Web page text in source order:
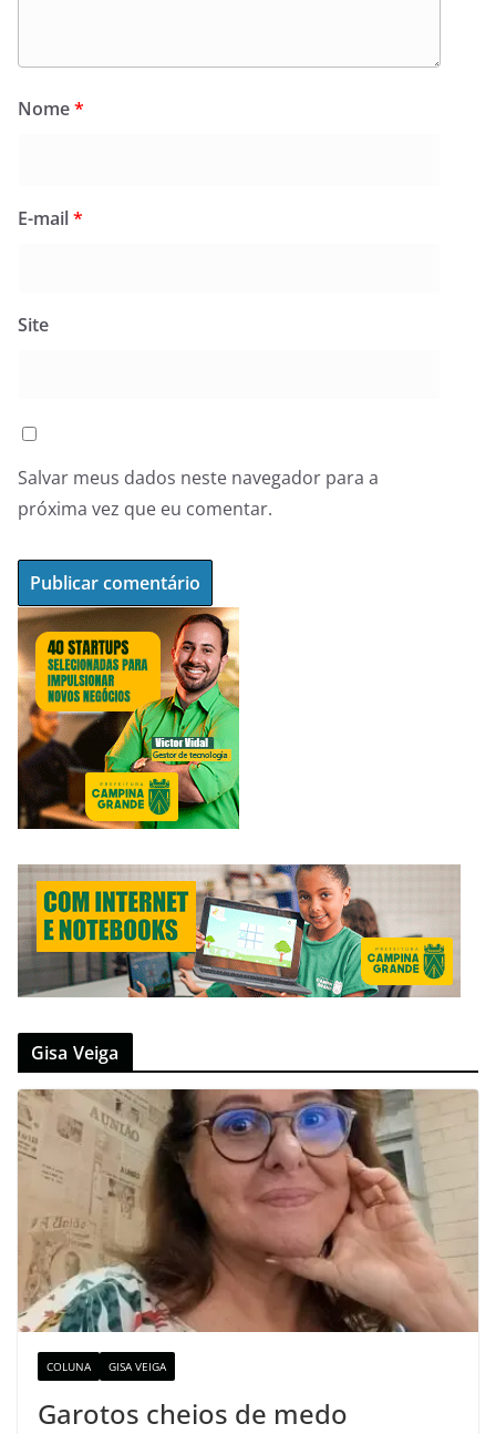
Nome*
E-mail*
Site
Salvar meus dados neste navegador para a
próxima vez que eu comentar.
Gisa Veiga
COLUNA GISA VEIGA
Garotos cheios de medo